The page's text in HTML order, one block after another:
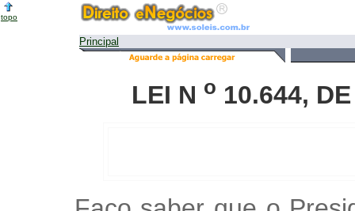
topo
Principal
LEI N o 10.644,